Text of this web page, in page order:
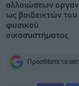
αλλοιώσεων
ως βοιδεικτών του
φυσικού
οικοσυστήματος
Προσθέστε το